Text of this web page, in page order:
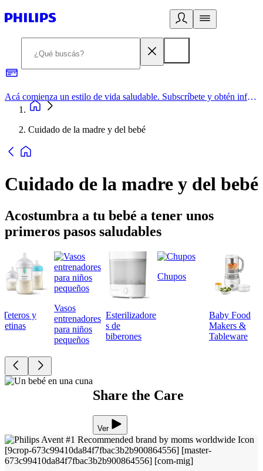
Acá comienza un estilo de vida saludable. Subscríbete y obtén información de primera mano
Cuidado de la madre y del bebé
Cuidado de la madre y del bebé
Acostumbra a tu bebé a tener unos
primeros pasos saludables
Teteros y
tetinas
Vasos
entrenadores
para niños
pequeños
Esterilizadore
s de
biberones
Chupos
Baby Food
Makers &
Tableware
Share the Care
Ver